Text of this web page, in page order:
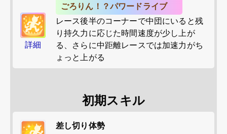
詳細
ごろりん！？パワードライブ
レース後半のコーナーで中団にいると残
り持久力に応じた時間速度が少し上が
る、さらに中距離レースでは加速力がち
ょっと上がる
初期スキル
差し切り体勢